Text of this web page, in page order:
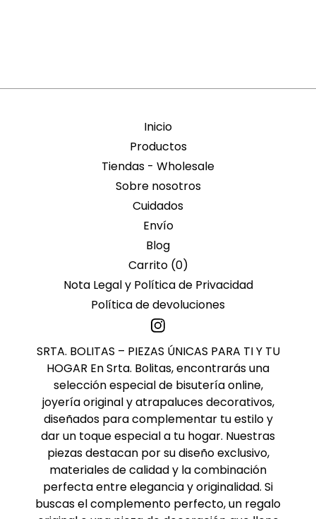
Inicio
Productos
Tiendas - Wholesale
Sobre nosotros
Cuidados
Envío
Blog
Carrito (0)
Nota Legal y Política de Privacidad
Política de devoluciones
SRTA. BOLITAS – PIEZAS ÚNICAS PARA TI Y TU
HOGAR En Srta. Bolitas, encontrarás una
selección especial de bisutería online,
joyería original y atrapaluces decorativos,
diseñados para complementar tu estilo y
dar un toque especial a tu hogar. Nuestras
piezas destacan por su diseño exclusivo,
materiales de calidad y la combinación
perfecta entre elegancia y originalidad. Si
buscas el complemento perfecto, un regalo